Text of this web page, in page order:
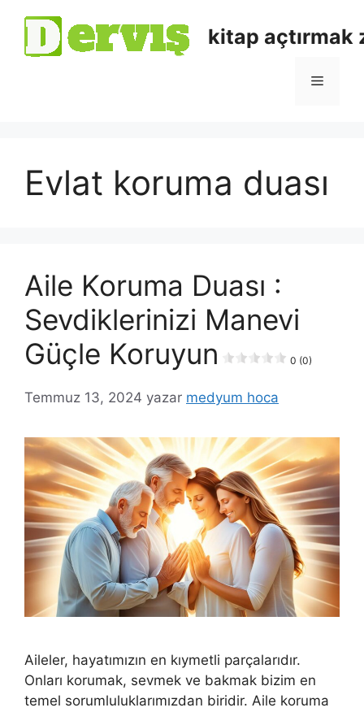
kitap açtırmak
Evlat koruma duası
Aile Koruma Duası :
Sevdiklerinizi Manevi
Güçle Koruyun
0 (0)
Temmuz 13, 2024 yazar medyum hoca
Aileler, hayatımızın en kıymetli parçalarıdır.
Onları korumak, sevmek ve bakmak bizim en
temel sorumluluklarımızdan biridir. Aile koruma